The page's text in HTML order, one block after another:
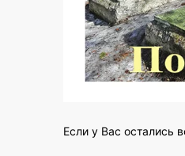
Если у Вас остались